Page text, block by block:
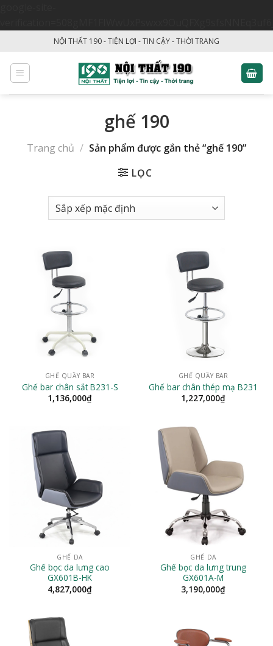
content
NỘI THẤT 190 - TIỆN LỢI - TIN CẬY - THỜI TRANG
ghế 190
Trang chủ / Sản phẩm được gắn thẻ “ghế 190”
LỌC
GHẾ QUẦY BAR
Ghế bar chân sắt B231-S
1,136,000₫
GHẾ QUẦY BAR
Ghế bar chân thép mạ B231
1,227,000₫
GHẾ DA
Ghế bọc da lưng cao
GX601B-HK
4,827,000₫
GHẾ DA
Ghế bọc da lưng trung
GX601A-M
3,190,000₫